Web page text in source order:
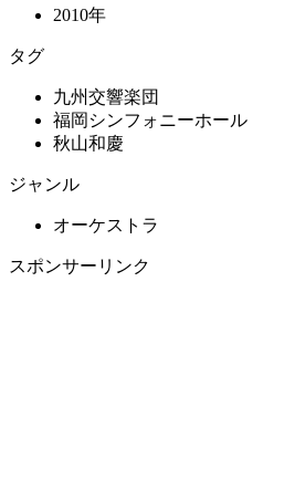
2010年
タグ
九州交響楽団
福岡シンフォニーホール
秋山和慶
ジャンル
オーケストラ
スポンサーリンク